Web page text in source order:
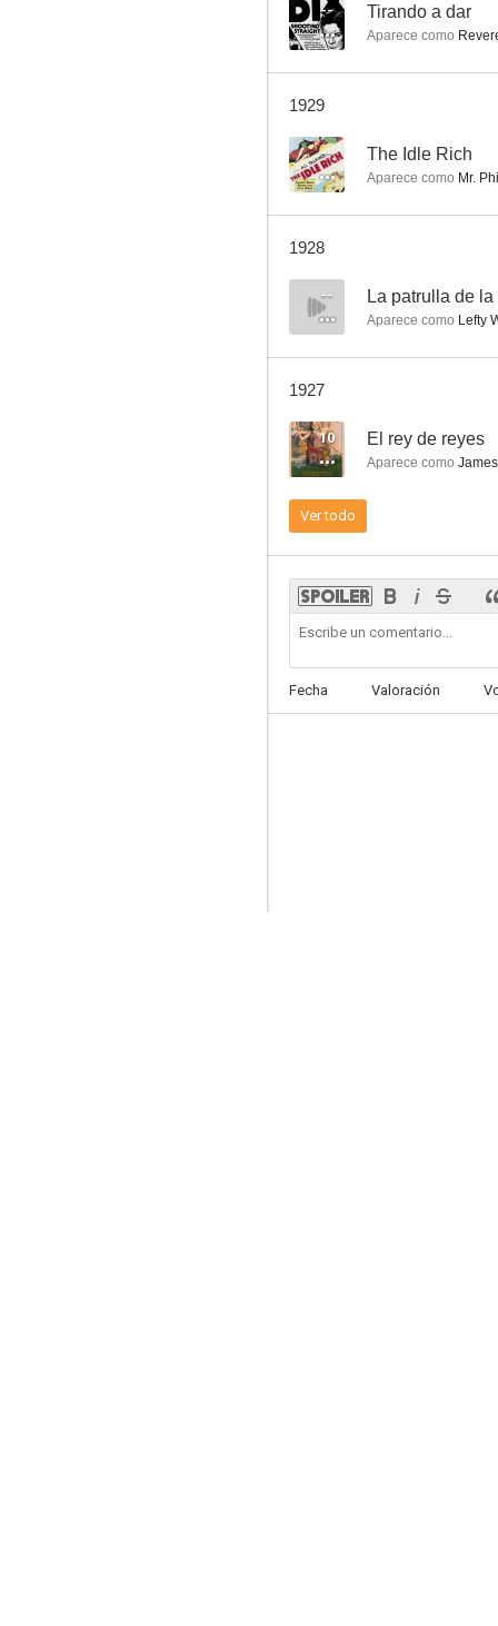
-- Tirando a dar
Aparece como
1929
-- The Idle Rich
Aparece como Mr.
1928
-- La patrulla de la
Aparece como Lefty
1927
10 El rey de reyes
Aparece como
Ver todo
Fecha Valoración